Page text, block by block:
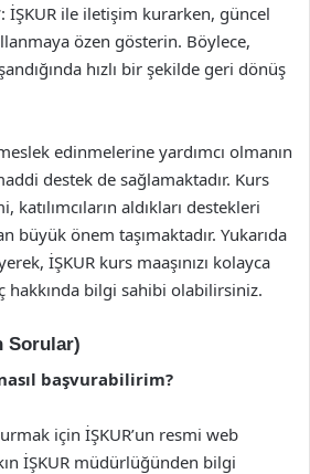
ile iletişim kurarken, güncel
özen gösterin. Böylece,
hızlı bir şekilde geri dönüş
edinmelerine yardımcı olmanın
destek de sağlamaktadır. Kurs
aldıkları destekleri
büyük önem taşımaktadır. Yukarıda
İŞKUR kurs maaşınızı kolayca
hakkında bilgi sahibi olabilirsiniz.
Sorular)
başvurabilirim?
için İŞKUR’un resmi web
İŞKUR müdürlüğünden bilgi